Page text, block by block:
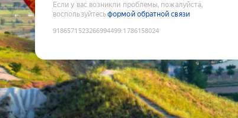
Если у вас возникли проблемы, пожалуйста,
воспользуйтесьформой обратной связи
9186571523266994499:1786158024